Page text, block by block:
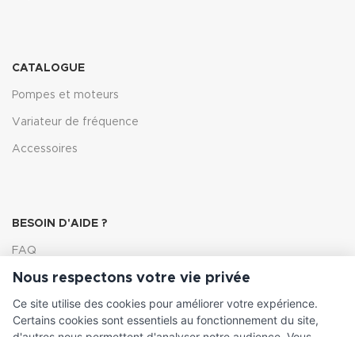
CATALOGUE
Pompes et moteurs
Variateur de fréquence
Accessoires
BESOIN D'AIDE ?
FAQ
Lexique
Comment choisir ma pompe
Nous respectons votre vie privée
Ce site utilise des cookies pour améliorer votre expérience.
Certains cookies sont essentiels au fonctionnement du site,